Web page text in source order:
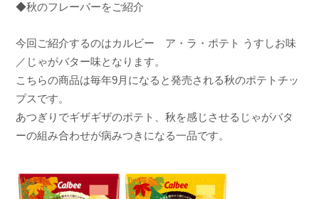
e
n
a
◆秋のフレーバーをご紹介
今回ご紹介するのはカルビー ア・ラ・ポテト うすしお味
／じゃがバター味となります。
こちらの商品は毎年9月になると発売される秋のポテトチッ
プスです。
あつぎりでギザギザのポテト、秋を感じさせるじゃがバタ
ーの組み合わせが病みつきになる一品です。